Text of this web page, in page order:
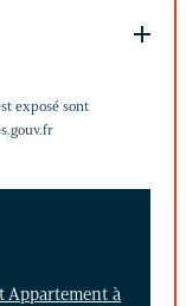
exposé sont
Appartement à